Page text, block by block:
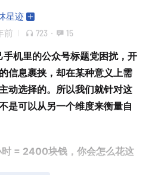
星迹
前 723 · 15
机里的公众号标题党困扰，开
信息裹挟，却在某种意义上需
动选择的。所以我们就针对这
是可以从另一个维度来衡量自
= 2400块钱，你会怎么花这